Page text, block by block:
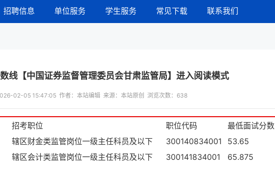
招聘信息 单位服务 学生服务 常见下载 联系我们
线【中国证券监督管理委员会甘肃监管局】进入阅读模式
02-05 15:47:05 作者：本站编辑 来源：本站原创 浏览次数： 638
招考职位 职位代码
最低面试分数
辖区财金类监管岗位一级主任科员及以下 300140834001
53.65
辖区会计类监管岗位一级主任科员及以下 300141834001 65.875